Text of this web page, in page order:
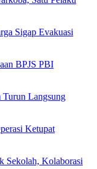
Sigap Evakuasi
BPJS PBI
Langsung
Ketupat
Sekolah, Kolaborasi